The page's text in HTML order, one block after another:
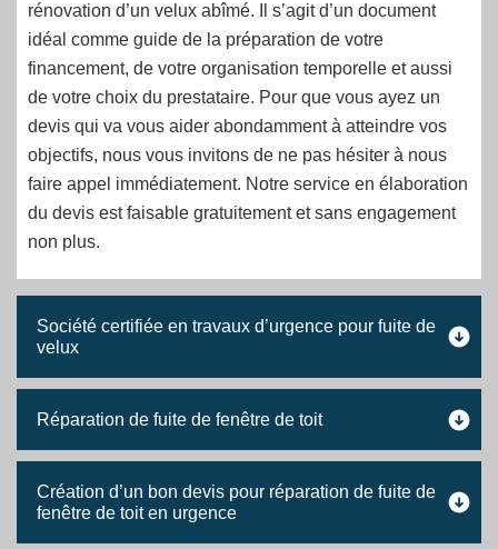
rénovation d’un velux abîmé. Il s’agit d’un document
idéal comme guide de la préparation de votre
financement, de votre organisation temporelle et aussi
de votre choix du prestataire. Pour que vous ayez un
devis qui va vous aider abondamment à atteindre vos
objectifs, nous vous invitons de ne pas hésiter à nous
faire appel immédiatement. Notre service en élaboration
du devis est faisable gratuitement et sans engagement
non plus.
Société certifiée en travaux d’urgence pour fuite de
velux
Réparation de fuite de fenêtre de toit
Création d’un bon devis pour réparation de fuite de
fenêtre de toit en urgence